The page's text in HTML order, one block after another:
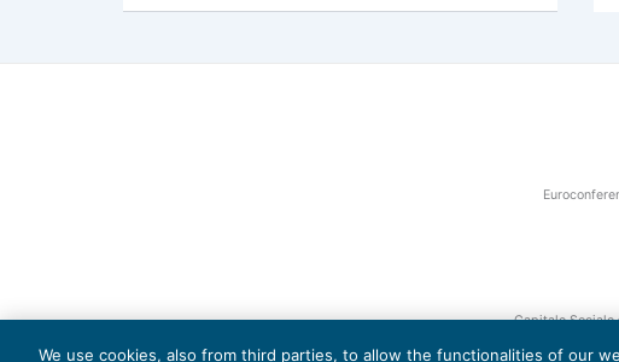
Capitale Sociale
We use cookies, also from third parties, to allow the functionalities of our